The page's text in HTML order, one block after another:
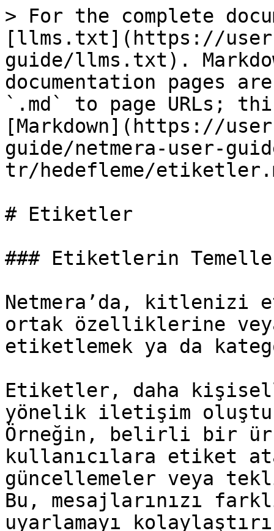
> For the complete
[llms.txt](https://
guide/llms.txt).
documentation pages
`.md` to page URLs;
[Markdown](https://
guide/netmera-user-
tr/hedefleme/
# Etiketler
### Etiketlerin
Netmera’da, kitlenizi
ortak özelliklerine
etiketlemek ya da
Etiketler, daha
yönelik iletişim
Örneğin, belirli bir
kullanıcılara etiket
güncellemeler veya
Bu, mesajlarınızı
uyarlamayı